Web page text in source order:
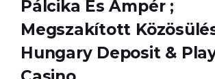
Pálcika És Ampér ;
Megszakított
Hungary Deposit &